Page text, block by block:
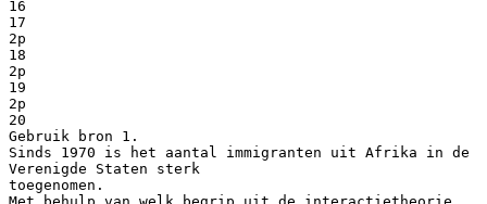
16
17
2p
18
2p
19
2p
20
Gebruik bron 1.
Sinds 1970 is het aantal immigranten uit Afrika in de
Verenigde Staten sterk
toegenomen.